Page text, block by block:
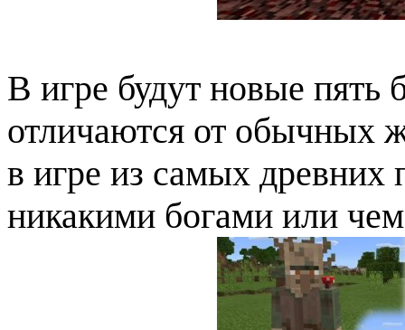
В игре будут новые пять
отличаются от обычных
в игре из самых древних
никакими богами или